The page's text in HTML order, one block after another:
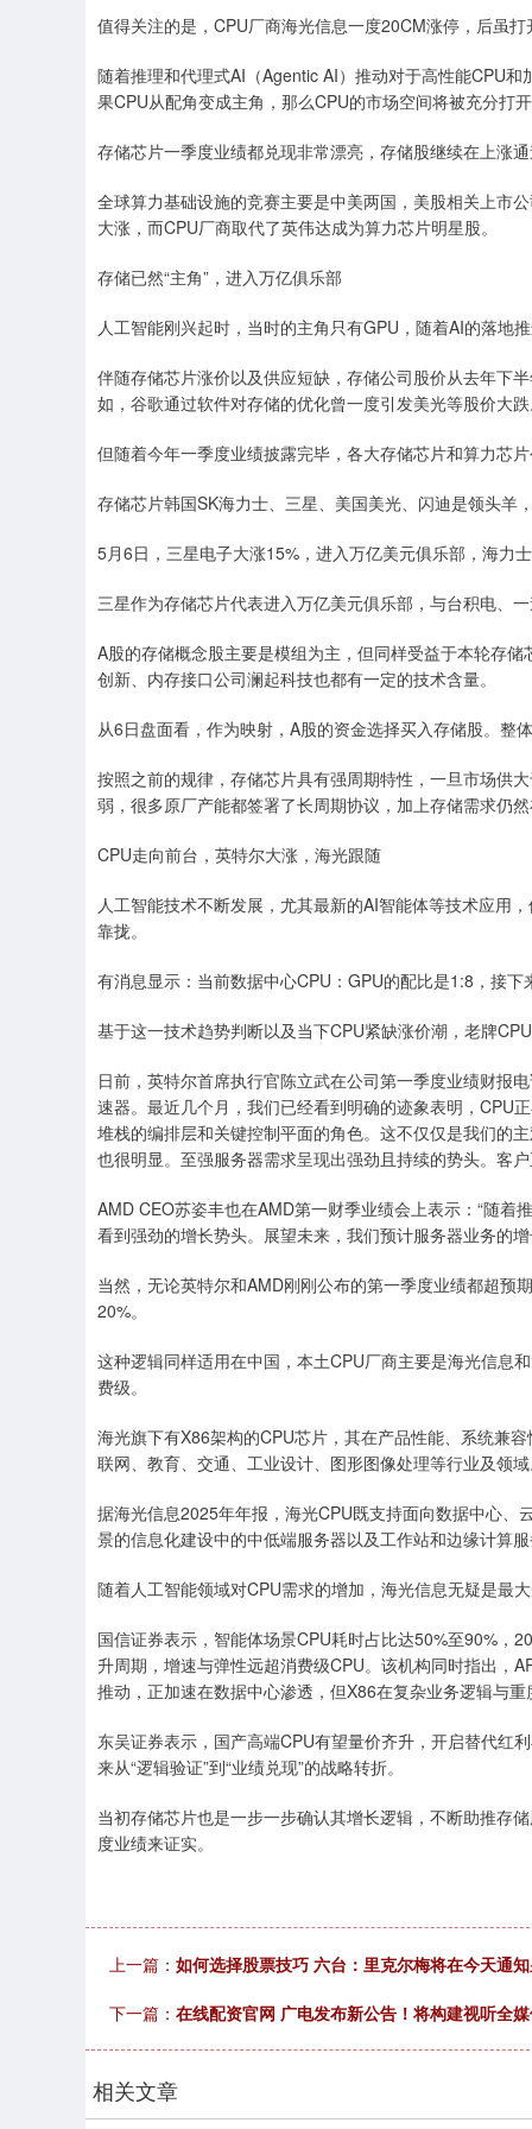
值得关注的是，CPU厂商海光信息一度20CM涨停，后虽
随着推理和代理式AI（Agentic AI）推动对于高性能CPU
果CPU从配角变成主角，那么CPU的市场空间将被充分打
存储芯片一季度业绩都兑现非常漂亮，存储股继续在上涨
全球算力基础设施的竞赛主要是中美两国，美股相关上市
大涨，而CPU厂商取代了英伟达成为算力芯片明星股。
存储已然“主角”，进入万亿俱乐部
人工智能刚兴起时，当时的主角只有GPU，随着AI的落地
伴随存储芯片涨价以及供应短缺，存储公司股价从去年下
如，谷歌通过软件对存储的优化曾一度引发美光等股价大
但随着今年一季度业绩披露完毕，各大存储芯片和算力芯
存储芯片韩国SK海力士、三星、美国美光、闪迪是领头
5月6日，三星电子大涨15%，进入万亿美元俱乐部，海力
三星作为存储芯片代表进入万亿美元俱乐部，与台积电、
A股的存储概念股主要是模组为主，但同样受益于本轮存
创新、内存接口公司澜起科技也都有一定的技术含量。
从6日盘面看，作为映射，A股的资金选择买入存储股。整
按照之前的规律，存储芯片具有强周期特性，一旦市场供
弱，很多原厂产能都签署了长周期协议，加上存储需求仍
CPU走向前台，英特尔大涨，海光跟随
人工智能技术不断发展，尤其最新的AI智能体等技术应用
靠拢。
有消息显示：当前数据中心CPU：GPU的配比是1:8，接
基于这一技术趋势判断以及当下CPU紧缺涨价潮，老牌
日前，英特尔首席执行官陈立武在公司第一季度业绩财报
速器。最近几个月，我们已经看到明确的迹象表明，CPU
堆栈的编排层和关键控制平面的角色。这不仅仅是我们的
也很明显。至强服务器需求呈现出强劲且持续的势头。客
AMD CEO苏姿丰也在AMD第一财季业绩会上表示：“随
看到强劲的增长势头。展望未来，我们预计服务器业务的
当然，无论英特尔和AMD刚刚公布的第一季度业绩都超预
20%。
这种逻辑同样适用在中国，本土CPU厂商主要是海光信息
费级。
海光旗下有X86架构的CPU芯片，其在产品性能、系统兼
联网、教育、交通、工业设计、图形图像处理等行业及领
据海光信息2025年年报，海光CPU既支持面向数据中心
景的信息化建设中的中低端服务器以及工作站和边缘计算
随着人工智能领域对CPU需求的增加，海光信息无疑是最
国信证券表示，智能体场景CPU耗时占比达50%至90%，
升周期，增速与弹性远超消费级CPU。该机构同时指出，
推动，正加速在数据中心渗透，但X86在复杂业务逻辑与
东吴证券表示，国产高端CPU有望量价齐升，开启替代红
来从“逻辑验证”到“业绩兑现”的战略转折。
当初存储芯片也是一步一步确认其增长逻辑，不断助推存
度业绩来证实。
上一篇： 如何选择股票技巧 六台：里克尔梅将在今天通
下一篇： 在线配资官网 广电发布新公告！将构建视听全
相关文章